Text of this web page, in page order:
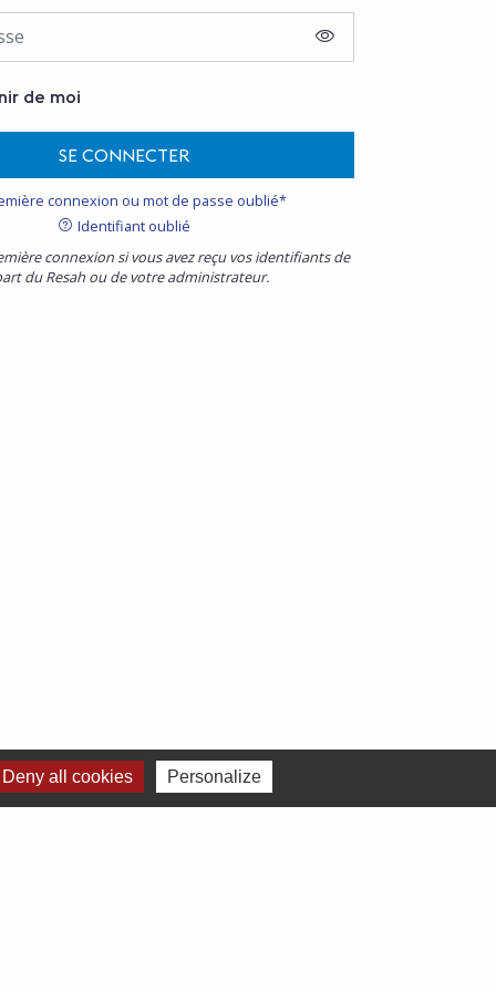
AFFICHER LE MOT
de moi
SE CONNECTER
connexion ou mot de passe oublié*
Identifiant oublié
connexion si vous avez reçu vos identifiants de
du Resah ou de votre administrateur.
Deny all cookies Personalize